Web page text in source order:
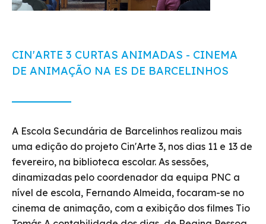
CIN'ARTE 3 CURTAS ANIMADAS - CINEMA
DE ANIMAÇÃO NA ES DE BARCELINHOS
A Escola Secundária de Barcelinhos realizou mais
uma edição do projeto Cin'Arte 3, nos dias 11 e 13 de
fevereiro, na biblioteca escolar. As sessões,
dinamizadas pelo coordenador da equipa PNC a
nível de escola, Fernando Almeida, focaram-se no
cinema de animação, com a exibição dos filmes Tio